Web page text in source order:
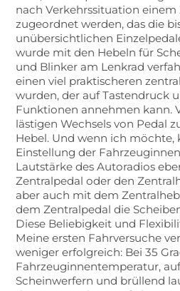
nach Verkehrssituation einem
zugeordnet werden, das die
unübersichtlichen
wurde mit den Hebeln für
und Blinker am Lenkrad
einen viel praktischeren
wurden, der auf Tastendruck
Funktionen annehmen kann.
lästigen Wechsels von Pedal
Hebel. Und wenn ich möchte,
Einstellung der
Lautstärke des Autoradios
Zentralpedal oder den
aber auch mit dem
dem Zentralpedal die
Diese Beliebigkeit und
Meine ersten Fahrversuche
weniger erfolgreich: Bei 35
Fahrzeuginnentemperatur,
Scheinwerfern und brüllend